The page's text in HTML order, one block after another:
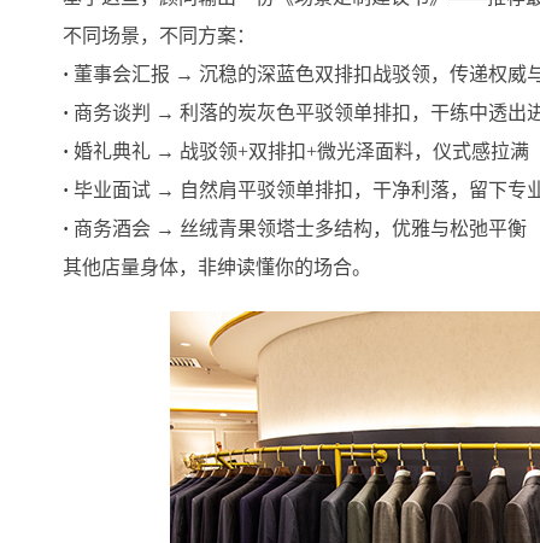
不同场景，不同方案：
· 董事会汇报 → 沉稳的深蓝色双排扣战驳领，传递权威
· 商务谈判 → 利落的炭灰色平驳领单排扣，干练中透出
· 婚礼典礼 → 战驳领+双排扣+微光泽面料，仪式感拉满
· 毕业面试 → 自然肩平驳领单排扣，干净利落，留下专
· 商务酒会 → 丝绒青果领塔士多结构，优雅与松弛平衡
其他店量身体，非绅读懂你的场合。